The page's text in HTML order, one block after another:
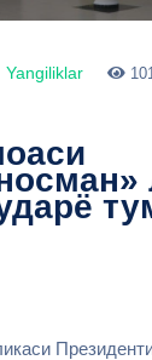
Yangiliklar